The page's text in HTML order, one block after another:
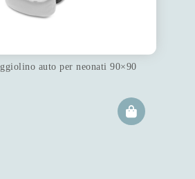
auto per neonati 90×90